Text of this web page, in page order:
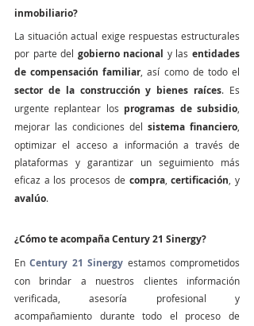
inmobiliario?
La situación actual exige respuestas estructurales
por parte del gobierno nacional y las entidades
de compensación familiar
sector de la construcción y bienes raíces. Es
urgente replantear los programas de subsidio
mejorar las condiciones del sistema financiero
optimizar el acceso a información a través de
plataformas y garantizar un seguimiento más
eficaz a los procesos de compra, certificación
avalúo.
¿Cómo te acompaña Century 21 Sinergy?
En Century 21 Sinergy estamos comprometidos
con brindar a nuestros clientes información
verificada, asesoría profesional y